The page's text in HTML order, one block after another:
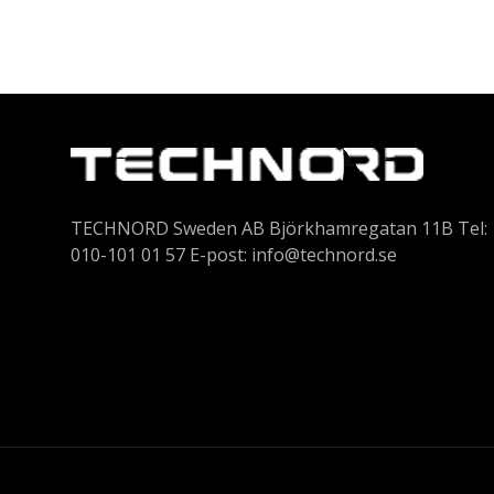
TECHNORD Sweden AB Björkhamregatan 11B Tel:
010-101 01 57 E-post: info@technord.se